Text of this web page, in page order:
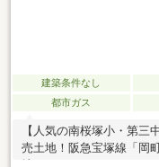
建築条件なし
都市ガス
【人気の南桜塚小・第三
売土地！阪急宝塚線「岡